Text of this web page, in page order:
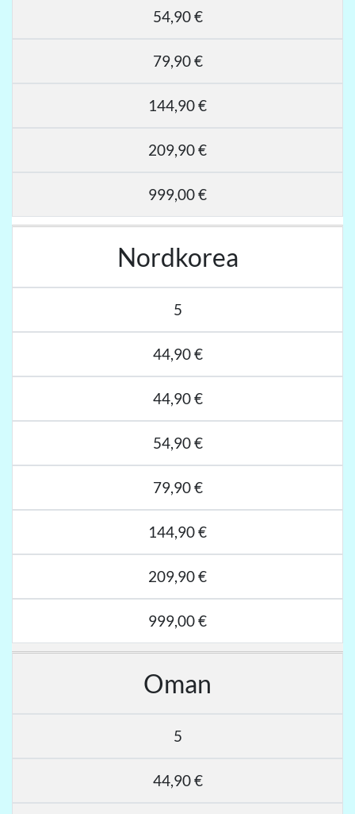
54,90 €
79,90 €
144,90 €
209,90 €
999,00 €
Nordkorea
5
44,90 €
44,90 €
54,90 €
79,90 €
144,90 €
209,90 €
999,00 €
Oman
5
44,90 €